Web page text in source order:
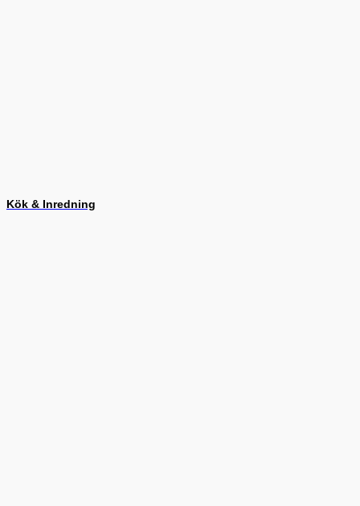
Kök & Inredning